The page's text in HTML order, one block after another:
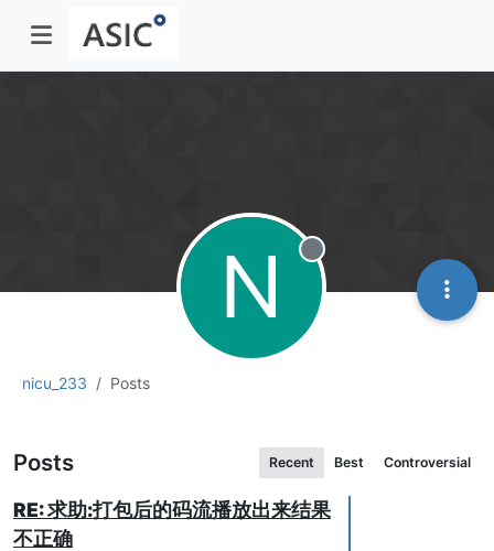
nicu_233 Posts
N Offline
Posts Recent Best Controversial
RE: 求助:打包后的码流播放出来结果
不正确